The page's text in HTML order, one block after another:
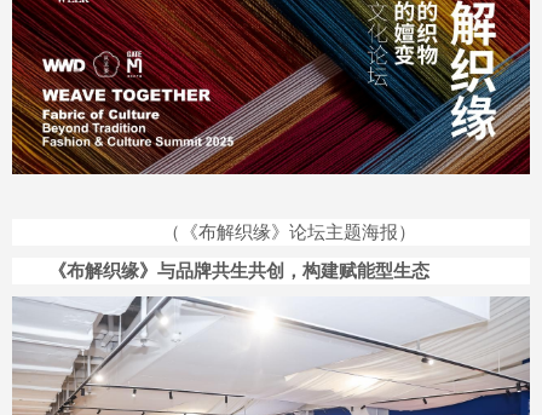
（《布解织缘》论坛主题海报）
《布解织缘》与品牌共生共创，构建赋能型生态